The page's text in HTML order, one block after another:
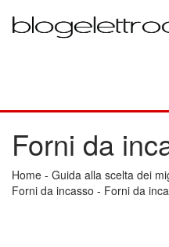
Forni da
Home - Guida alla scelta dei
Forni da incasso - Forni da